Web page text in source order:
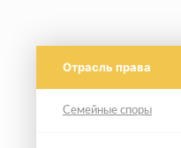
Отрасль права
Семейные споры